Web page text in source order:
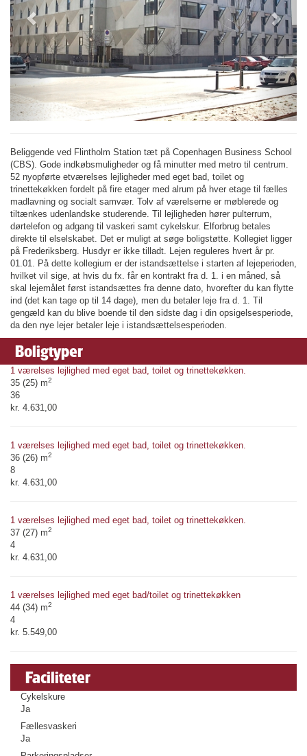
Beliggende ved Flintholm Station tæt på Copenhagen Business School
(CBS). Gode indkøbsmuligheder og få minutter med metro til centrum.
52 nyopførte etværelses lejligheder med eget bad, toilet og
trinettekøkken fordelt på fire etager med alrum på hver etage til fælles
madlavning og socialt samvær. Tolv af værelserne er møblerede og
tiltænkes udenlandske studerende. Til lejligheden hører pulterrum,
dørtelefon og adgang til vaskeri samt cykelskur. Elforbrug betales
direkte til elselskabet. Det er muligt at søge boligstøtte. Kollegiet ligger
på Frederiksberg. Husdyr er ikke tilladt. Lejen reguleres hvert år pr.
01.01. På dette kollegium er der istandsættelse i starten af lejeperioden,
hvilket vil sige, at hvis du fx. får en kontrakt fra d. 1. i en måned, så
skal lejemålet først istandsættes fra denne dato, hvorefter du kan flytte
ind (det kan tage op til 14 dage), men du betaler leje fra d. 1. Til
gengæld kan du blive boende til den sidste dag i din opsigelsesperiode,
da den nye lejer betaler leje i istandsættelsesperioden.
Boligtyper
1 værelses lejlighed med eget bad, toilet og trinettekøkken.
35 (25) m2
36
kr. 4.631,00
1 værelses lejlighed med eget bad, toilet og trinettekøkken.
36 (26) m2
8
kr. 4.631,00
1 værelses lejlighed med eget bad, toilet og trinettekøkken.
37 (27) m2
4
kr. 4.631,00
1 værelses lejlighed med eget bad/toilet og trinettekøkken
44 (34) m2
4
kr. 5.549,00
Faciliteter
Cykelskure
Ja
Fællesvaskeri
Ja